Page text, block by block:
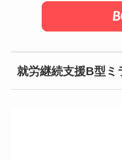
就労継続支援B型ミ